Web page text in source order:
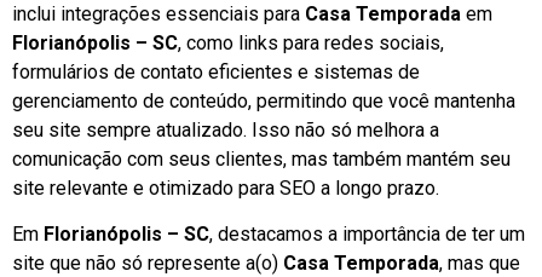
inclui integrações essenciais para Casa Temporada em
Florianópolis – SC, como links para redes sociais,
formulários de contato eficientes e sistemas de
gerenciamento de conteúdo, permitindo que você mantenha
seu site sempre atualizado. Isso não só melhora a
comunicação com seus clientes, mas também mantém seu
site relevante e otimizado para SEO a longo prazo.
Em Florianópolis – SC, destacamos a importância de ter um
site que não só represente a(o) Casa Temporada, mas que